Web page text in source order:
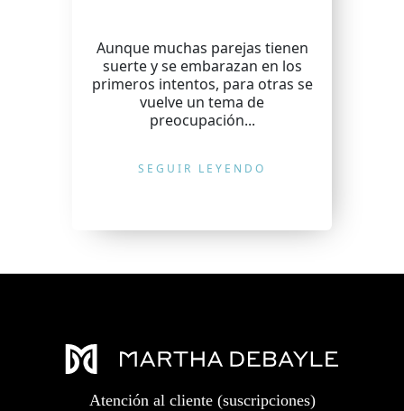
Aunque muchas parejas tienen
suerte y se embarazan en los
primeros intentos, para otras se
vuelve un tema de
preocupación...
SEGUIR LEYENDO
Atención al cliente (suscripciones)